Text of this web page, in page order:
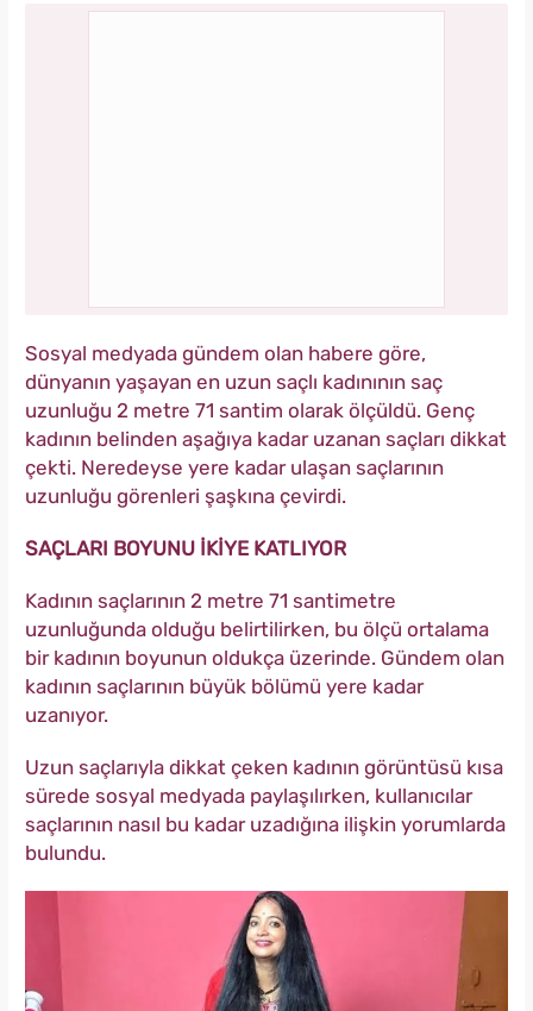
Sosyal medyada gündem olan habere göre,
dünyanın yaşayan en uzun saçlı kadınının saç
uzunluğu 2 metre 71 santim olarak ölçüldü. Genç
kadının belinden aşağıya kadar uzanan saçları dikkat
çekti. Neredeyse yere kadar ulaşan saçlarının
uzunluğu görenleri şaşkına çevirdi.
SAÇLARI BOYUNU İKİYE KATLIYOR
Kadının saçlarının 2 metre 71 santimetre
uzunluğunda olduğu belirtilirken, bu ölçü ortalama
bir kadının boyunun oldukça üzerinde. Gündem olan
kadının saçlarının büyük bölümü yere kadar
uzanıyor.
Uzun saçlarıyla dikkat çeken kadının görüntüsü kısa
sürede sosyal medyada paylaşılırken, kullanıcılar
saçlarının nasıl bu kadar uzadığına ilişkin yorumlarda
bulundu.